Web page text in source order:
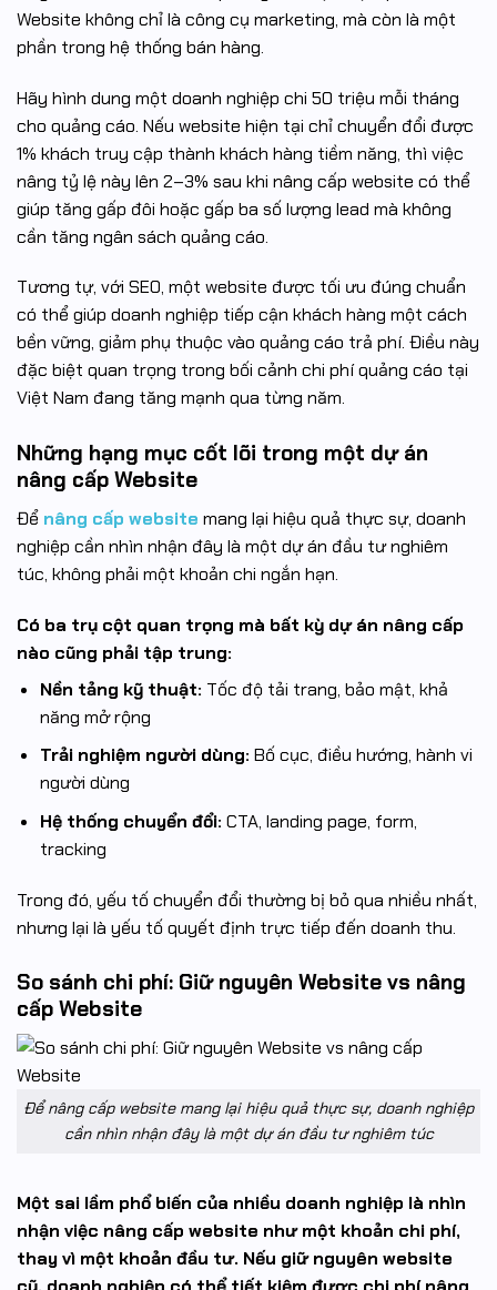
Website không chỉ là công cụ marketing, mà còn là một
phần trong hệ thống bán hàng.
Hãy hình dung một doanh nghiệp chi 50 triệu mỗi tháng
cho quảng cáo. Nếu website hiện tại chỉ chuyển đổi được
1% khách truy cập thành khách hàng tiềm năng, thì việc
nâng tỷ lệ này lên 2–3% sau khi nâng cấp website có thể
giúp tăng gấp đôi hoặc gấp ba số lượng lead mà không
cần tăng ngân sách quảng cáo.
Tương tự, với SEO, một website được tối ưu đúng chuẩn
có thể giúp doanh nghiệp tiếp cận khách hàng một cách
bền vững, giảm phụ thuộc vào quảng cáo trả phí. Điều này
đặc biệt quan trọng trong bối cảnh chi phí quảng cáo tại
Việt Nam đang tăng mạnh qua từng năm.
Những hạng mục cốt lõi trong một dự án
nâng cấp Website
Để nâng cấp website mang lại hiệu quả thực sự, doanh
nghiệp cần nhìn nhận đây là một dự án đầu tư nghiêm
túc, không phải một khoản chi ngắn hạn.
Có ba trụ cột quan trọng mà bất kỳ dự án nâng cấp
nào cũng phải tập trung:
Nền tảng kỹ thuật: Tốc độ tải trang, bảo mật, khả
năng mở rộng
Trải nghiệm người dùng: Bố cục, điều hướng, hành vi
người dùng
Hệ thống chuyển đổi: CTA, landing page, form,
tracking
Trong đó, yếu tố chuyển đổi thường bị bỏ qua nhiều nhất,
nhưng lại là yếu tố quyết định trực tiếp đến doanh thu.
So sánh chi phí: Giữ nguyên Website vs nâng
cấp Website
Để nâng cấp website mang lại hiệu quả thực sự, doanh nghiệp
cần nhìn nhận đây là một dự án đầu tư nghiêm túc
Một sai lầm phổ biến của nhiều doanh nghiệp là nhìn
nhận việc nâng cấp website như một khoản chi phí,
thay vì một khoản đầu tư. Nếu giữ nguyên website